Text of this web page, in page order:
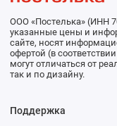
ООО «Постелька» (ИНН
указанные цены и
сайте, носят
офертой (в
могут отличаться от
так и по дизайну.
Поддержка